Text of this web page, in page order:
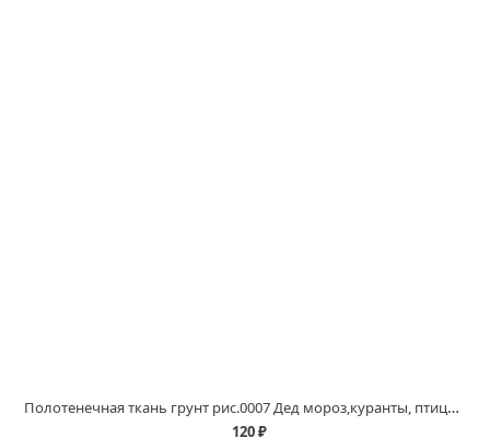
Полотенечная ткань грунт рис.0007 Дед мороз,куранты, птица,гжель, купить в магазинах Белово и Ленинск Кузнецком
120 ₽